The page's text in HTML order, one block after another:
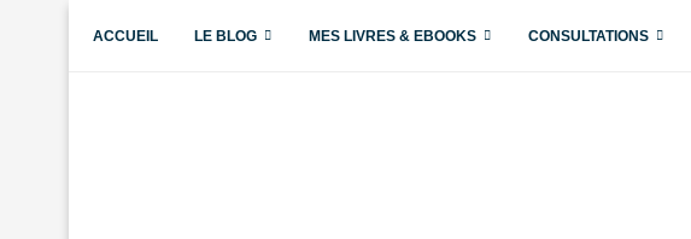
ACCUEIL LE BLOG MES LIVRES & EBOOKS CONSULTATIONS